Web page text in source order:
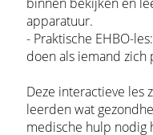
apparatuur.
- Praktische EHBO-
doen als iemand zich
Deze interactieve les
leerden wat
medische hulp nodig